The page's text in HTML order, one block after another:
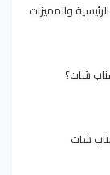
والمميزات
شات؟
شات